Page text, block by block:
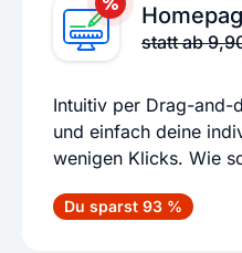
statt ab
Intuitiv per Drag-and-
und einfach deine
wenigen Klicks. Wie
Du sparst 93 %